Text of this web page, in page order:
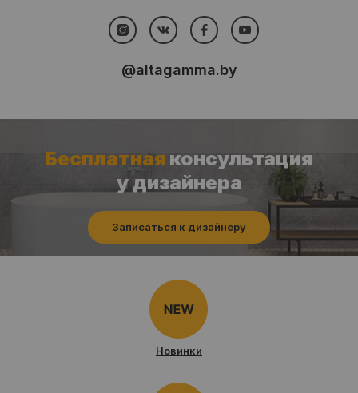
@altagamma.by
Бесплатная консультация
у дизайнера
Записаться к дизайнеру
Новинки